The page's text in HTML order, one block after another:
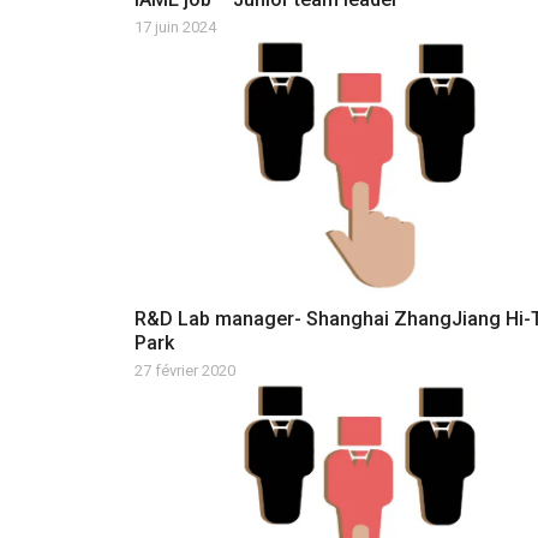
17 juin 2024
R&D Lab manager- Shanghai ZhangJiang Hi-
Park
27 février 2020